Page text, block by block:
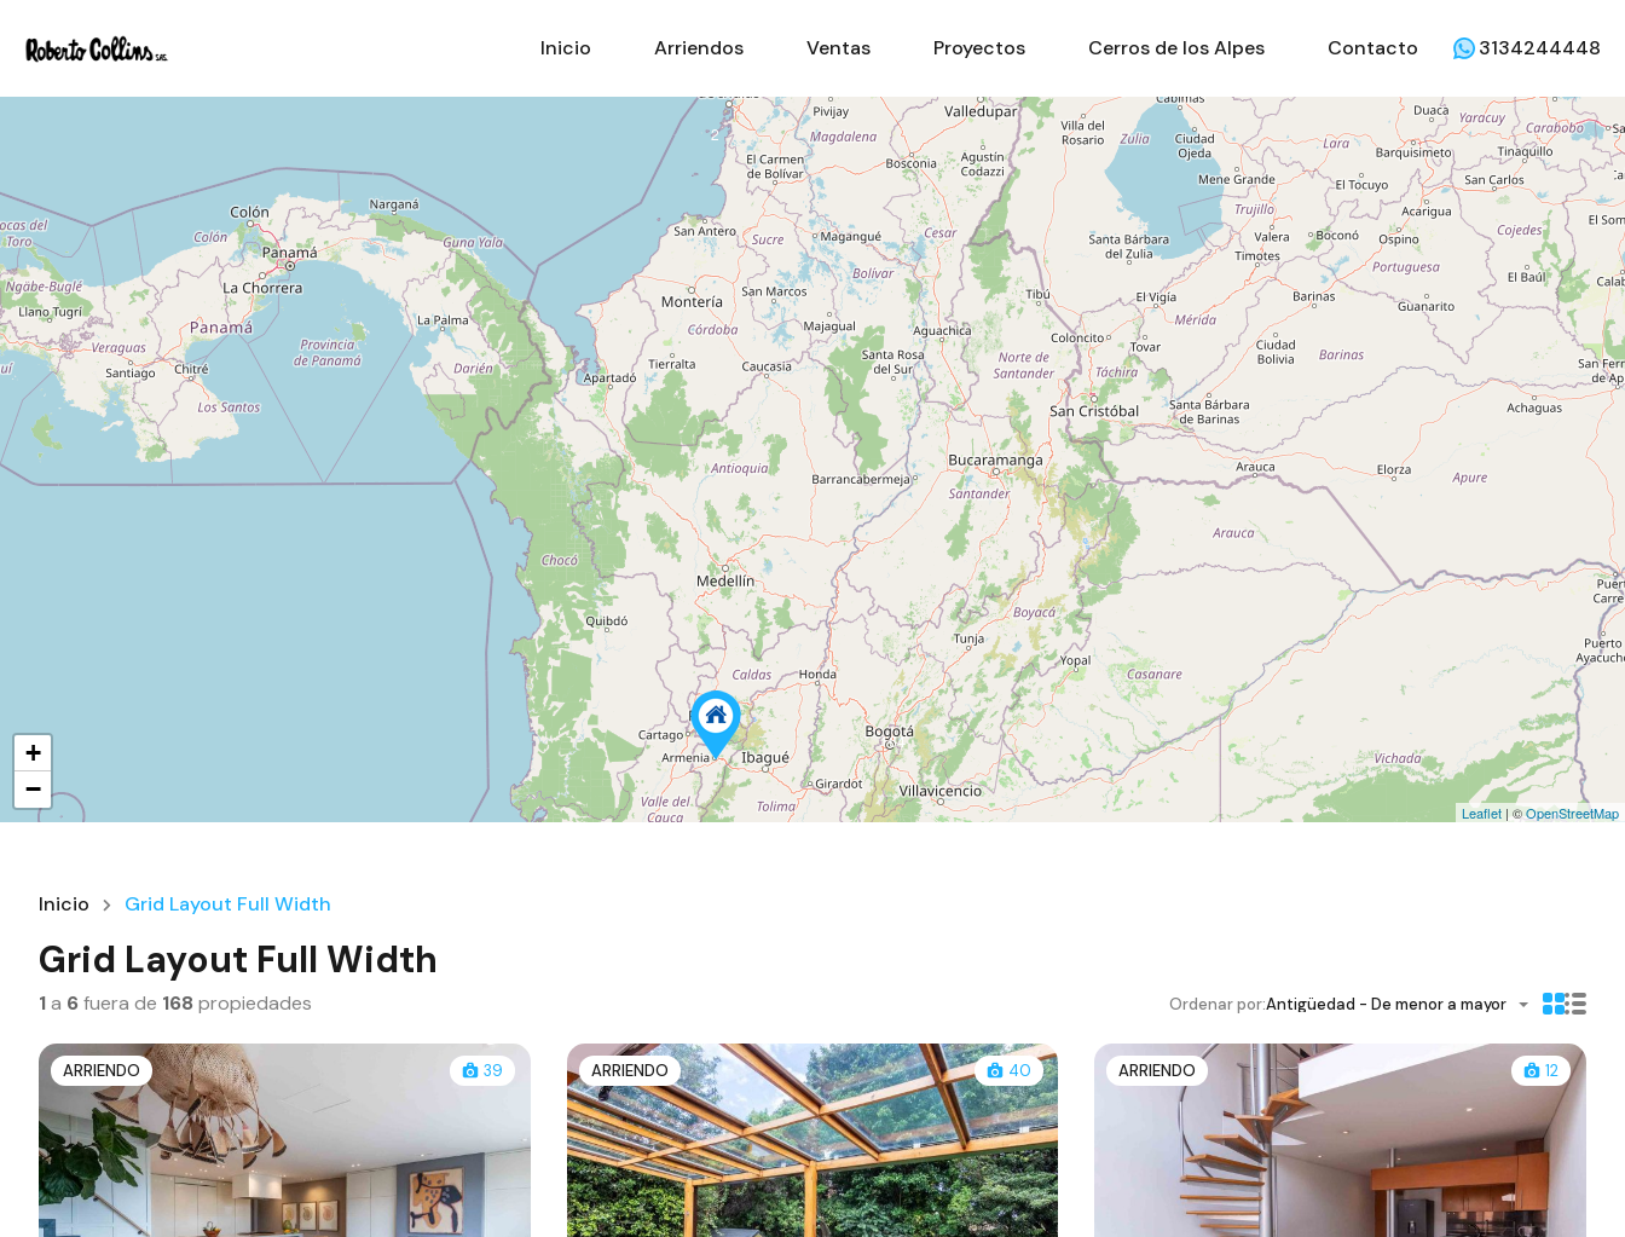
Inicio Arriendos Ventas Proyectos Cerros de los Alpes Contacto 3134244448
2
164
+
−
Leaflet | ©OpenStreetMap
Inicio Grid Layout Full Width
Grid Layout Full Width
1a 6fuera de 168 propiedades Ordenar por:Antigüedad - De menor a mayor
ARRIENDO 39 ARRIENDO 40 ARRIENDO 12